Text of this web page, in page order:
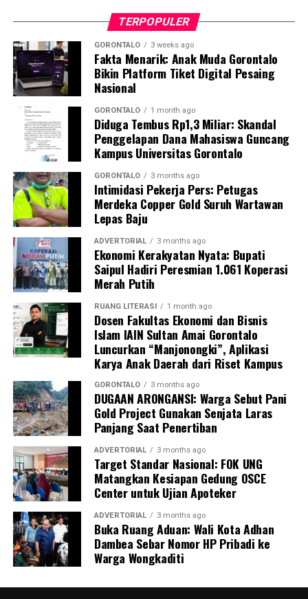
Bagi Kabupaten Pohuwato, perhelatan akbar ini menjadi
momentum krusial untuk melobi dan memperjuangkan
program strategis pusat agar mengalir ke daerah.
Berbekal bentang laut yang luas, garis pantai yang
panjang, serta kekayaan hayati yang melimpah,
Pohuwato dinilai memiliki daya tawar tinggi untuk
bertransformasi menjadi salah satu sentra perikanan
utama di kawasan Indonesia Timur.
Bupati Saipul A. Mbuinga menegaskan bahwa Rakornas
KKP bertindak sebagai wadah krusial dalam
menyamakan persepsi dan arah kebijakan pembangunan
maritim dari hulu ke hilir.
“Melalui koordinasi intensif di Rakornas ini, kami
berharap jalinan sinergi vertikal antara pusat dan
daerah semakin solid, sehingga program strategis
nasional bisa mendarat dan memberikan impak nyata di
daerah. Pohuwato memiliki modalitas potensi kelautan
yang sangat besar. Kami menyatakan kesiapan penuh
menyukseskan swasembada pangan nasional, khususnya
swasembada protein, lewat tata kelola perikanan yang
berkelanjutan,” urai Saipul A. Mbuinga.
Bupati menambahkan, hasil rumusan dari Rakornas KKP
ini akan dijadikan acuan rigid dalam menyusun
rancangan program kerja dan penganggaran APBD
Tahun 2027. Tujuannya agar akselerasi pembangunan
sektor kelautan dan perikanan di Pohuwato berjalan
lebih efektif, presisi, tepat sasaran, serta berdaya
dampak pada penguatan ekonomi daerah.
TERPOPULER
GORONTALO 3 weeks ago
Fakta Menarik: Anak Muda Gorontalo
Bikin Platform Tiket Digital Pesaing
Nasional
GORONTALO 1 month ago
Diduga Tembus Rp1,3 Miliar: Skandal
Penggelapan Dana Mahasiswa Guncang
Kampus Universitas Gorontalo
GORONTALO 3 months ago
Intimidasi Pekerja Pers: Petugas
Merdeka Copper Gold Suruh Wartawan
Lepas Baju
ADVERTORIAL 3 months ago
Ekonomi Kerakyatan Nyata: Bupati
Saipul Hadiri Peresmian 1.061 Koperasi
Merah Putih
RUANG LITERASI 1 month ago
Dosen Fakultas Ekonomi dan Bisnis
Islam IAIN Sultan Amai Gorontalo
Luncurkan “Manjonongki”, Aplikasi
Karya Anak Daerah dari Riset Kampus
GORONTALO 3 months ago
DUGAAN ARONGANSI: Warga Sebut Pani
Gold Project Gunakan Senjata Laras
Panjang Saat Penertiban
ADVERTORIAL 3 months ago
Target Standar Nasional: FOK UNG
Matangkan Kesiapan Gedung OSCE
Center untuk Ujian Apoteker
ADVERTORIAL 3 months ago
Buka Ruang Aduan: Wali Kota Adhan
Dambea Sebar Nomor HP Pribadi ke
Warga Wongkaditi